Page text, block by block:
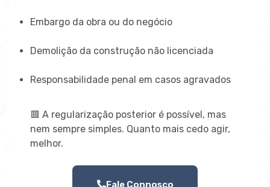
Embargo da obra ou do negócio
Demolição da construção não licenciada
Responsabilidade penal em casos agravados
🟥 A regularização posterior é possível, mas
nem sempre simples. Quanto mais cedo agir,
melhor.
Fale Connosco